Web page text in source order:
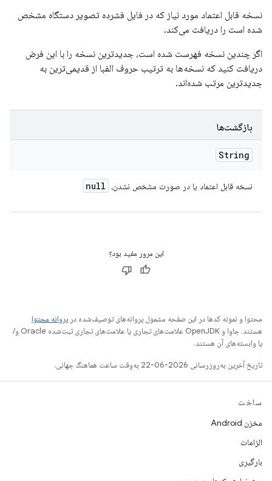
نسخه قابل اعتماد مورد نیاز که در فایل فشرده تصویر دستگاه مشخص
شده است را دریافت می‌کند.
اگر چندین نسخه فهرست شده است، جدیدترین نسخه را با این فرض
دریافت کنید که نسخه‌ها به ترتیب حروف الفبا از قدیمی‌ترین به
جدیدترین مرتب شده‌اند.
بازگشت‌ها
String
نسخه قابل اعتماد یا در صورت مشخص نشدن، null
این مرور مفید بود؟
محتوا و نمونه کدها در این صفحه مشمول پروانه‌های توصیف‌شده در پروانه محتوا
هستند. جاوا و OpenJDK علامت‌های تجاری یا علامت‌های تجاری ثبت‌شده Oracle و/
یا وابسته‌های آن هستند.
تاریخ آخرین به‌روزرسانی 2026-06-22 به‌وقت ساعت هماهنگ جهانی.
ساخت
مخزن Android
الزامات
بارگیری